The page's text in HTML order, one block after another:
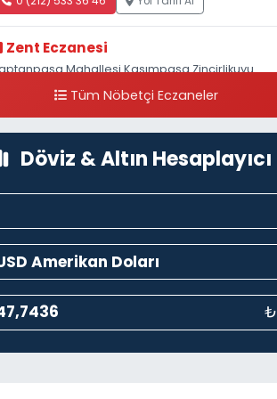
Zent Eczanesi
Mahallesi Kasımpaşa Zincirlikuyu
Tüm Nöbetçi Eczaneler
Döviz & Altın Hesaplayıcı
₺